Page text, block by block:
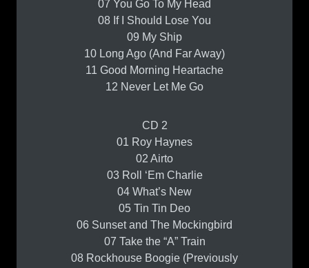
07 You Go To My Head
08 If I Should Lose You
09 My Ship
10 Long Ago (And Far Away)
11 Good Morning Heartache
12 Never Let Me Go
CD 2
01 Roy Haynes
02 Airto
03 Roll ‘Em Charlie
04 What’s New
05 Tin Tin Deo
06 Sunset and The Mockingbird
07 Take the “A” Train
08 Rockhouse Boogie (Previously